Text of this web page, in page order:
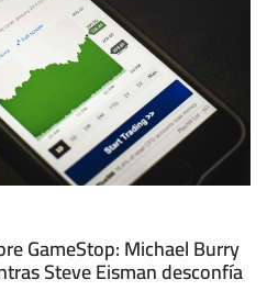
GameStop: Michael Burry
Steve Eisman desconfía